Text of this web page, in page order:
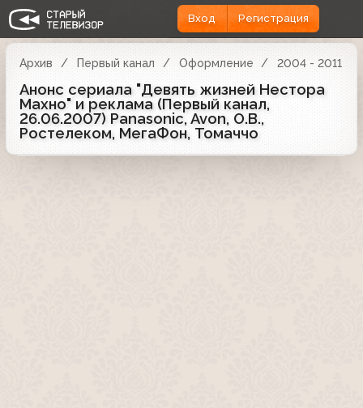
Вход Регистрация
Архив Первый канал Оформление 2004 - 2011
Анонс сериала "Девять жизней Нестора
Махно" и реклама (Первый канал,
26.06.2007) Panasonic, Avon, O.B.,
Ростелеком, МегаФон, Томаччо